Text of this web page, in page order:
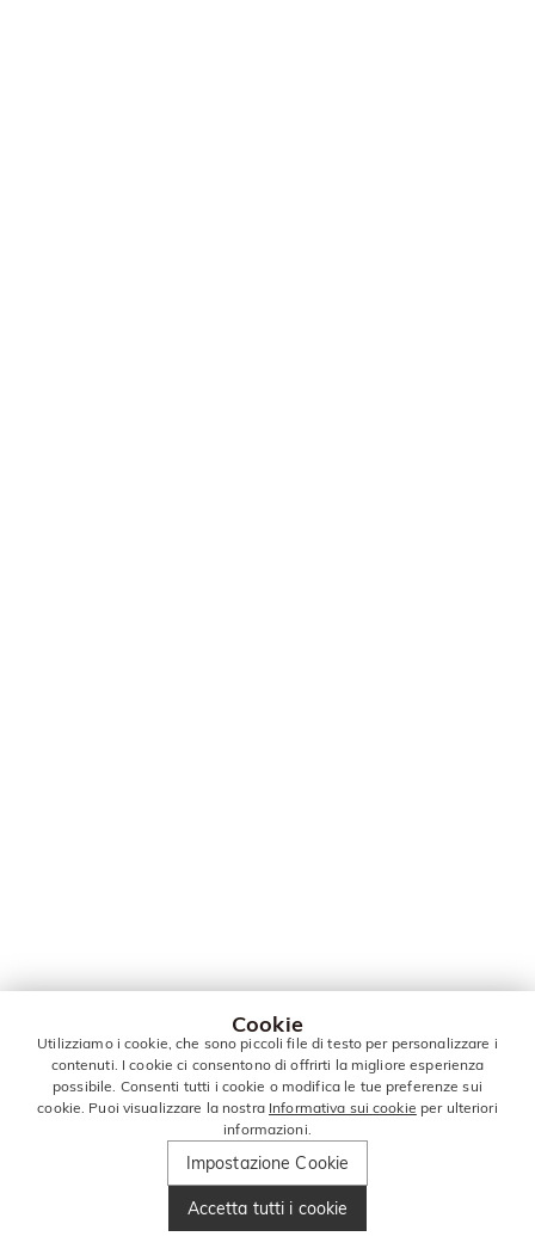
Cookie
Utilizziamo i cookie, che sono piccoli file di testo per personalizzare i
contenuti. I cookie ci consentono di offrirti la migliore esperienza
possibile. Consenti tutti i cookie o modifica le tue preferenze sui
cookie. Puoi visualizzare la nostra Informativa sui cookie per ulteriori
informazioni.
Impostazione Cookie
Accetta tutti i cookie